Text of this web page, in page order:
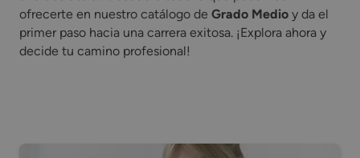
ofrecerte en nuestro catálogo de Grado Medio y da el
primer paso hacia una carrera exitosa. ¡Explora ahora y
decide tu camino profesional!